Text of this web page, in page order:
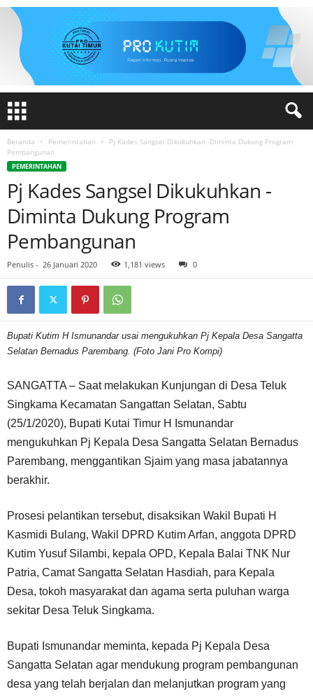
Beranda Pemerintahan
Pj Kades Sangsel Dikukuhkan -Diminta Dukung Program
Pembangunan
PEMERINTAHAN
Pj Kades Sangsel Dikukuhkan -
Diminta Dukung Program
Pembangunan
Penulis - 26 Januari 2020 1,181 views 0
Bupati Kutim H Ismunandar usai mengukuhkan Pj Kepala Desa Sangatta
Selatan Bernadus Parembang. (Foto Jani Pro Kompi)
SANGATTA – Saat melakukan Kunjungan di Desa Teluk
Singkama Kecamatan Sangattan Selatan, Sabtu
(25/1/2020), Bupati Kutai Timur H Ismunandar
mengukuhkan Pj Kepala Desa Sangatta Selatan Bernadus
Parembang, menggantikan Sjaim yang masa jabatannya
berakhir.
Prosesi pelantikan tersebut, disaksikan Wakil Bupati H
Kasmidi Bulang, Wakil DPRD Kutim Arfan, anggota DPRD
Kutim Yusuf Silambi, kepala OPD, Kepala Balai TNK Nur
Patria, Camat Sangatta Selatan Hasdiah, para Kepala
Desa, tokoh masyarakat dan agama serta puluhan warga
sekitar Desa Teluk Singkama.
Bupati Ismunandar meminta, kepada Pj Kepala Desa
Sangatta Selatan agar mendukung program pembangunan
desa yang telah berjalan dan melanjutkan program yang